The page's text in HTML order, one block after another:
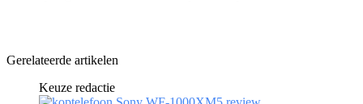
Gerelateerde artikelen
Keuze redactie